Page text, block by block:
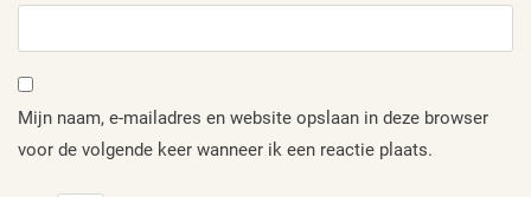
Mijn naam, e-mailadres en website opslaan in deze browser
voor de volgende keer wanneer ik een reactie plaats.